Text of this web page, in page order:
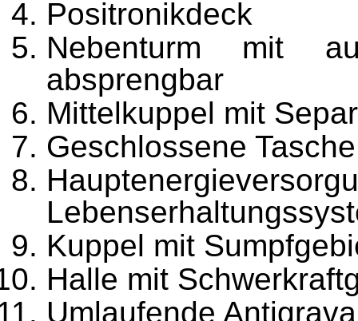
Positronikdeck
Nebenturm mit
absprengbar
Mittelkuppel mit
Geschlossene
Kuppel mit
Halle mit
Umlaufende